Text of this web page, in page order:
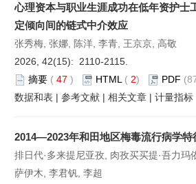
心理资本与职业生涯成功在低年资护士
定倾向间的链式中介效应
张秀梅, 张娜, 陈洋, 李青, 王京京, 高敬
2026, 42(15): 2110-2115.
摘要 ( 47 ) HTML ( 2) PDF
数据和表 | 参考文献 | 相关文章 | 计量指标
2014—2023年和田地区梅毒流行病学特
排日代·多来提尼亚孜, 肉孜买买提·吾力玛
萨伊木, 李君钒, 李超